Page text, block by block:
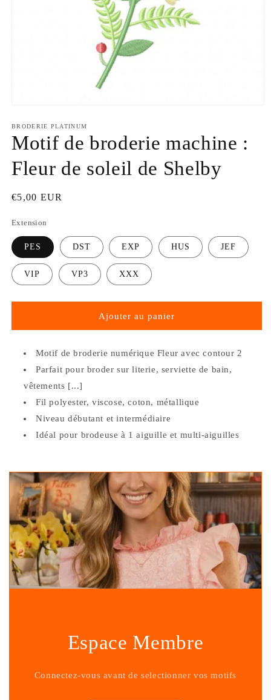
média
1
dans
fenêtre
modale
BRODERIE PLATINUM
Motif de broderie machine :
Fleur de soleil de Shelby
Prix
€5,00 EUR
Extension
PES DST EXP HUS JEF
VIP VP3 XXX
Ajouter au panier
Motif de broderie numérique Fleur avec contour 2
Parfait pour broder sur literie, serviette de bain,
vêtements [...]
Filpolyester, viscose, coton, métallique
Niveau débutant et intermédiaire
Idéal pour brodeuse à 1 aiguille et multi-aiguilles
Espace Membre
Connectez-vous avant de selectionner vos motifs